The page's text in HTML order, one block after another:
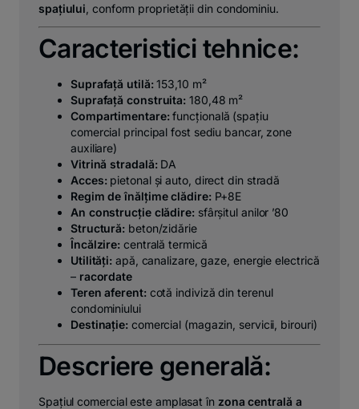
spațiului , conform proprietății din condominiu.
Caracteristici tehnice:
Suprafață utilă: 153,10 m²
Suprafață construita:180,48 m²
Compartimentare: funcțională (spațiu
comercial principal fost sediu bancar, zone
auxiliare)
Vitrină stradală: DA
Acces: pietonal și auto, direct din stradă
Regim de înălțime clădire: P+8E
An construcție clădire: sfârșitul anilor ’80
Structură: beton/zidărie
Încălzire: centrală termică
Utilități: apă, canalizare, gaze, energie electrică
– racordate
Teren aferent: cotă indiviză din terenul
condominiului
Destinație: comercial (magazin, servicii, birouri)
Descriere generală:
Spațiul comercial este amplasat în zona centrală a